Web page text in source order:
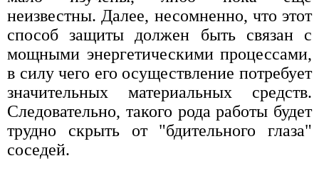
неизвестны. Далее, несомненно, что этот
способ защиты должен быть связан с
мощными энергетическими процессами,
в силу чего его осуществление потребует
значительных материальных средств.
Следовательно, такого рода работы будет
трудно скрыть от "бдительного глаза"
соседей.